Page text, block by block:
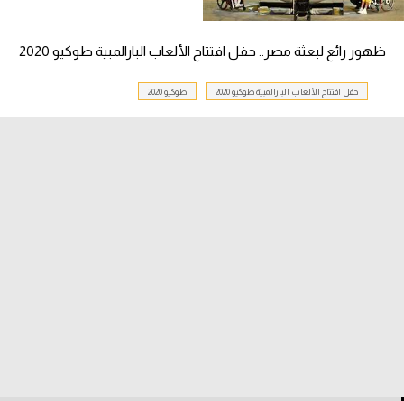
أقسام خاصة
Gamers
ميركاتو
ظهور رائع لبعثة مصر.. حفل افتتاح الألعاب البارالمبية طوكيو 2020
حفل افتتاح الألعاب البارالمبية طوكيو 2020 طوكيو 2020